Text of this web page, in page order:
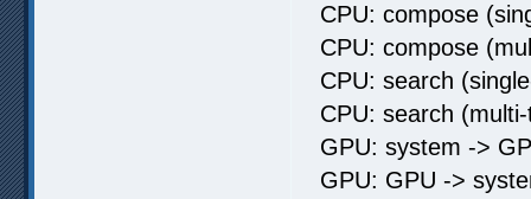
CPU: compose
CPU: compose
CPU: search
CPU: search
GPU: system ->
GPU: GPU ->